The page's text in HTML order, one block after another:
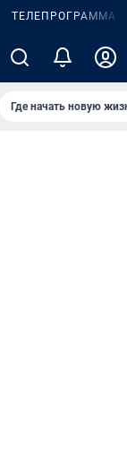
ТЕЛЕПРОГРАММА
Где начать новую